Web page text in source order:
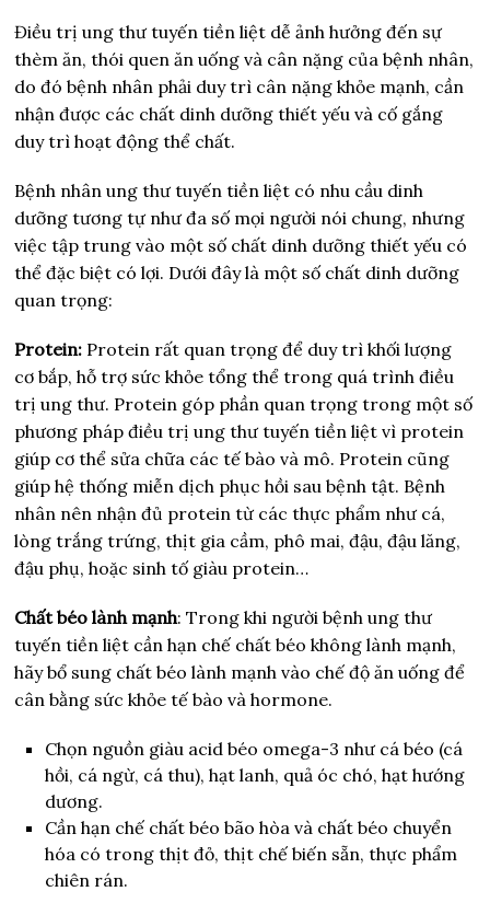
Điều trị ung thư tuyến tiền liệt dễ ảnh hưởng đến sự
thèm ăn, thói quen ăn uống và cân nặng của bệnh nhân,
do đó bệnh nhân phải duy trì cân nặng khỏe mạnh, cần
nhận được các chất dinh dưỡng thiết yếu và cố gắng
duy trì hoạt động thể chất.
Bệnh nhân ung thư tuyến tiền liệt có nhu cầu dinh
dưỡng tương tự như đa số mọi người nói chung, nhưng
việc tập trung vào một số chất dinh dưỡng thiết yếu có
thể đặc biệt có lợi. Dưới đây là một số chất dinh dưỡng
quan trọng:
Protein: Protein rất quan trọng để duy trì khối lượng
cơ bắp, hỗ trợ sức khỏe tổng thể trong quá trình điều
trị ung thư. Protein góp phần quan trọng trong một số
phương pháp điều trị ung thư tuyến tiền liệt vì protein
giúp cơ thể sửa chữa các tế bào và mô. Protein cũng
giúp hệ thống miễn dịch phục hồi sau bệnh tật. Bệnh
nhân nên nhận đủ protein từ các thực phẩm như cá,
lòng trắng trứng, thịt gia cầm, phô mai, đậu, đậu lăng,
đậu phụ, hoặc sinh tố giàu protein…
Chất béo lành mạnh: Trong khi người bệnh ung thư
tuyến tiền liệt cần hạn chế chất béo không lành mạnh,
hãy bổ sung chất béo lành mạnh vào chế độ ăn uống để
cân bằng sức khỏe tế bào và hormone.
Chọn nguồn giàu acid béo omega-3 như cá béo (cá
hồi, cá ngừ, cá thu), hạt lanh, quả óc chó, hạt hướng
dương.
Cần hạn chế chất béo bão hòa và chất béo chuyển
hóa có trong thịt đỏ, thịt chế biến sẵn, thực phẩm
chiên rán.